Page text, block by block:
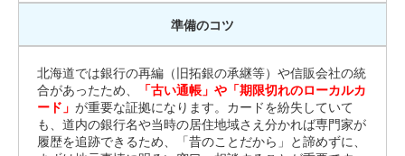
準備のコツ
北海道では銀行の再編（旧拓銀の承継等）や信販会社の統
合があったため、
「古い通帳」や「期限切れのローカルカ
ード」 が重要な証拠になります。カードを紛失していて
も、道内の銀行名や当時の居住地域さえ分かれば専門家が
履歴を追跡できるため、「昔のことだから」と諦めずに、